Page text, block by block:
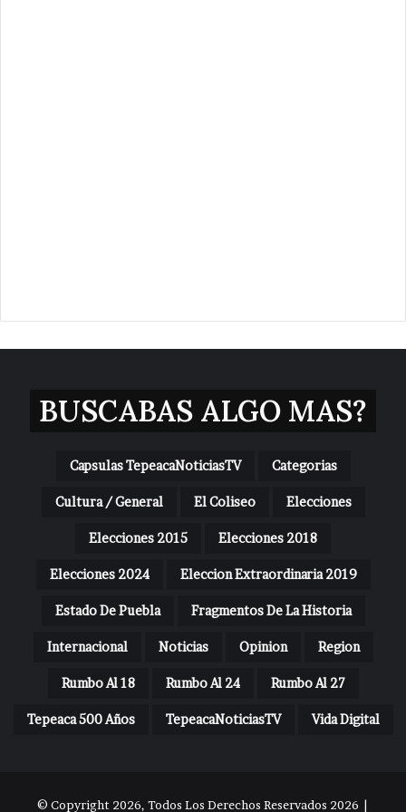
BUSCABAS ALGO MAS?
Capsulas TepeacaNoticiasTV Categorias
Cultura / General El Coliseo Elecciones
Elecciones 2015 Elecciones 2018
Elecciones 2024 Eleccion Extraordinaria 2019
Estado De Puebla Fragmentos De La Historia
Internacional Noticias Opinion Region
Rumbo Al 18 Rumbo Al 24 Rumbo Al 27
Tepeaca 500 Años TepeacaNoticiasTV Vida Digital
© Copyright 2026, Todos Los Derechos Reservados 2026 |